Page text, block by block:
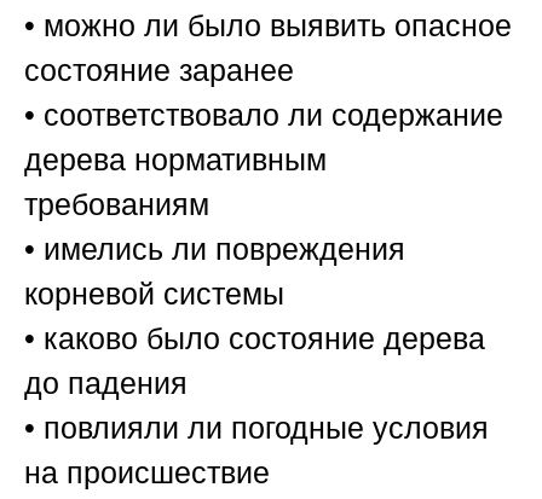
• можно ли было выявить опасное
состояние заранее
• соответствовало ли содержание
дерева нормативным
требованиям
• имелись ли повреждения
корневой системы
• каково было состояние дерева
до падения
• повлияли ли погодные условия
на происшествие